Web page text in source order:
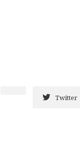
Twitter